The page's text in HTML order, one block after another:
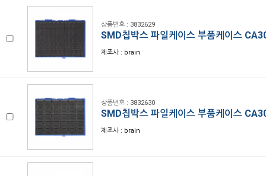
상품번호 : 3832629
SMD칩박스 파일케이스 부품케이스
제조사 : brain
상품번호 : 3832630
SMD칩박스 파일케이스 부품케이스
제조사 : brain